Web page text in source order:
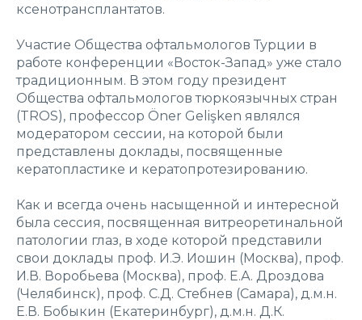
ксенотрансплантатов.
Участие Общества офтальмологов Турции в
работе конференции «Восток-Запад» уже стало
традиционным. В этом году президент
Общества офтальмологов тюркоязычных стран
(TROS), профессор Öner Gelişken являлся
модератором сессии, на которой были
представлены доклады, посвященные
кератопластике и кератопротезированию.
Как и всегда очень насыщенной и интересной
была сессия, посвященная витреоретинальной
патологии глаз, в ходе которой представили
свои доклады проф. И.Э. Иошин (Москва), проф.
И.В. Воробьева (Москва), проф. Е.А. Дроздова
(Челябинск), проф. С.Д. Стебнев (Самара), д.м.н.
Е.В. Бобыкин (Екатеринбург), д.м.н. Д.К.